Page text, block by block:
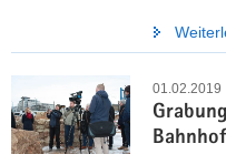
01.02.2019